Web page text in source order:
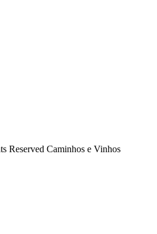
Reserved Caminhos e Vinhos